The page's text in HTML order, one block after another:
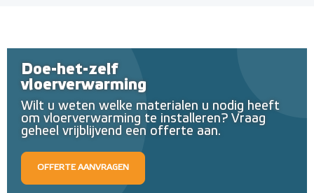
Doe-het-zelf
vloerverwarming
Wilt u weten welke materialen u nodig heeft
om vloerverwarming te installeren? Vraag
geheel vrijblijvend een offerte aan.
OFFERTE AANVRAGEN